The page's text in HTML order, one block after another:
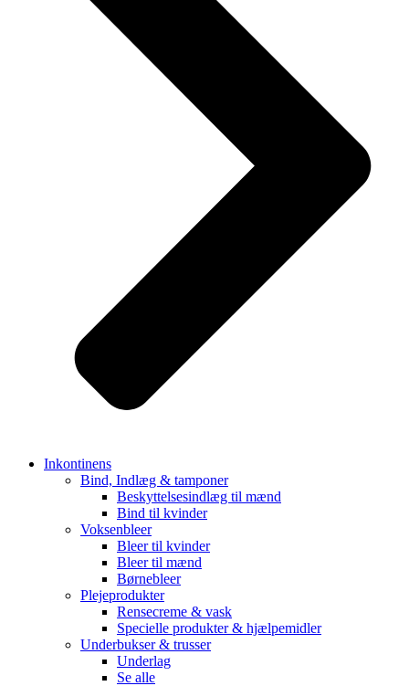
Inkontinens
Bind, Indlæg & tamponer
Beskyttelsesindlæg til mænd
Bind til kvinder
Voksenbleer
Bleer til kvinder
Bleer til mænd
Børnebleer
Plejeprodukter
Rensecreme & vask
Specielle produkter & hjælpemidler
Underbukser & trusser
Underlag
Se alle